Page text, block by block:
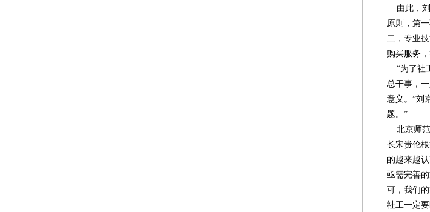
由此，刘
原则，第
二，专业
购买服务
“为了社
总干事，
意义。”刘
题。”
北京师范
长宋贵伦
的越来越
亟需完善
可，我们
社工一定